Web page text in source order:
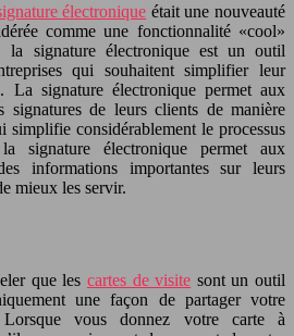
électronique était une nouveauté
comme une fonctionnalité «cool»
la signature électronique est un outil
qui souhaitent simplifier leur
La signature électronique permet aux
signatures de leurs clients de manière
simplifie considérablement le processus
signature électronique permet aux
informations importantes sur leurs
mieux les servir.
que les cartes de visite sont un outil
une façon de partager votre
vous donnez votre carte à